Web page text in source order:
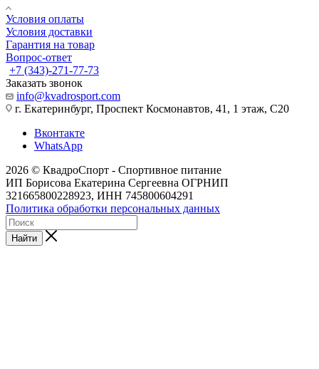
Условия оплаты
Условия доставки
Гарантия на товар
Вопрос-ответ
+7 (343)-271-77-73
Заказать звонок
info@kvadrosport.com
г. Екатеринбург, Проспект Космонавтов, 41, 1 этаж, С20
Вконтакте
WhatsApp
2026 © КвадроСпорт - Спортивное питание
ИП Борисова Екатерина Сергеевна ОГРНИП
321665800228923, ИНН 745800604291
Политика обработки персональных данных
Найти